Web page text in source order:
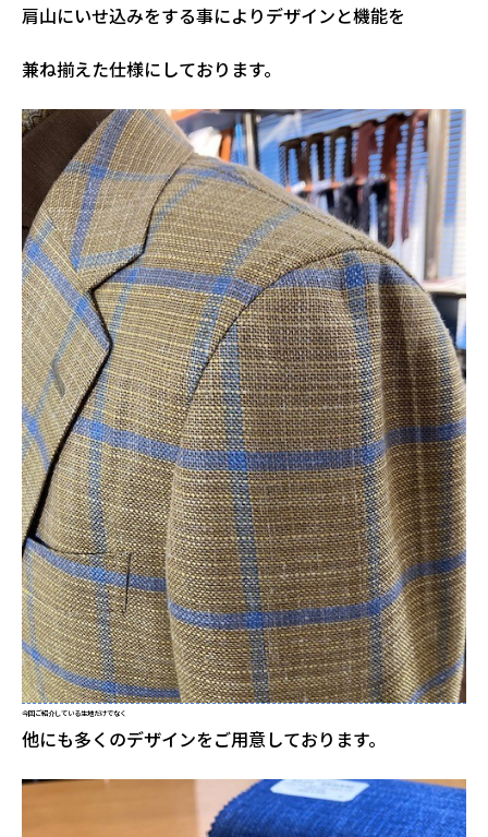
肩山にいせ込みをする事によりデザインと機能を
兼ね揃えた仕様にしております。
今回ご紹介している生地だけでなく
他にも多くのデザインをご用意しております。